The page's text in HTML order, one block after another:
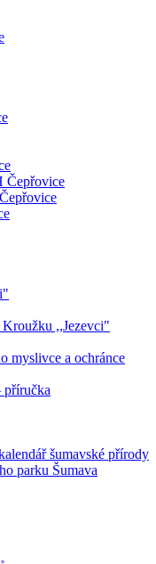
Čepřovice
,,Jezevci"
myslivce a ochránce
příručka
šumavské přírody
parku Šumava